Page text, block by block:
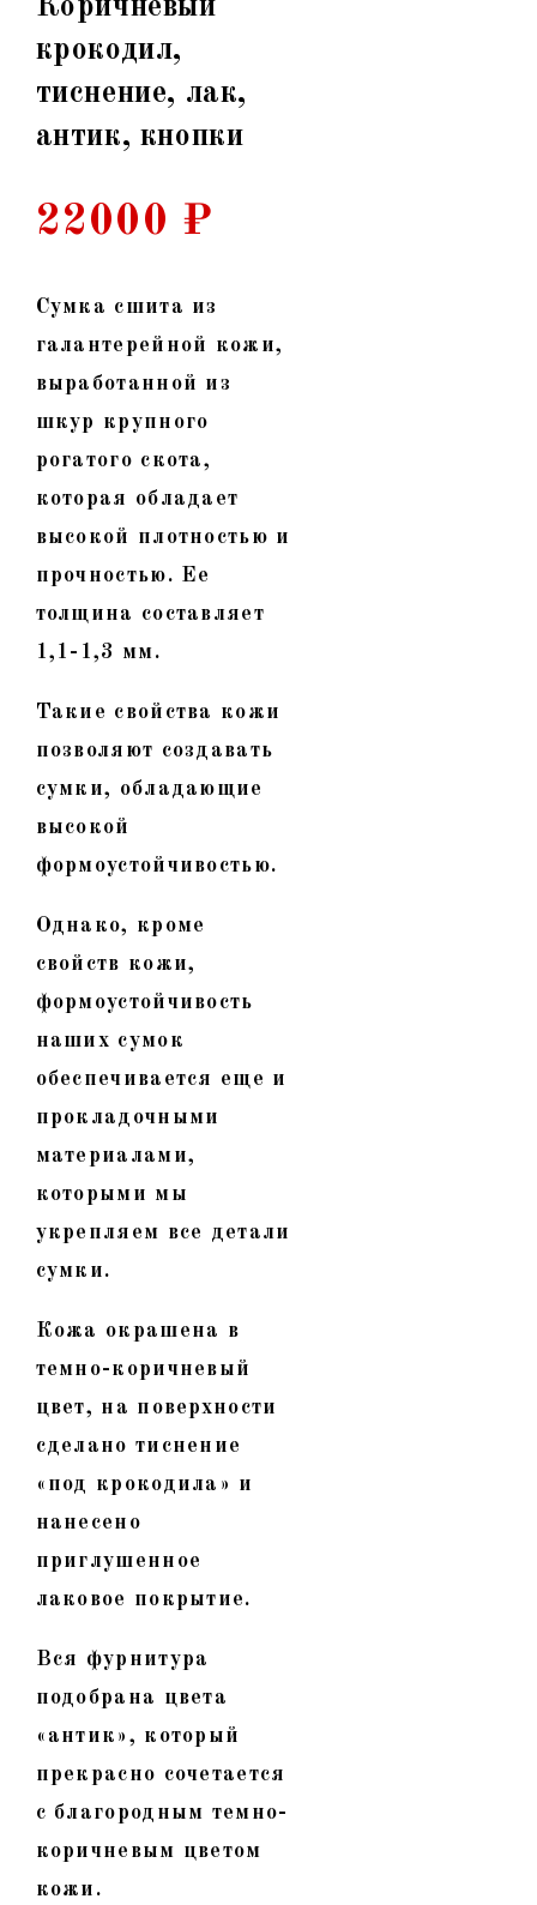
Коричневый
крокодил,
тиснение, лак,
антик, кнопки
22000 ₽
Сумка сшита из
галантерейной кожи,
выработанной из
шкур крупного
рогатого скота,
которая обладает
высокой плотностью и
прочностью. Ее
толщина составляет
1,1-1,3 мм.
Такие свойства кожи
позволяют создавать
сумки, обладающие
высокой
формоустойчивостью.
Однако, кроме
свойств кожи,
формоустойчивость
наших сумок
обеспечивается еще и
прокладочными
материалами,
которыми мы
укрепляем все детали
сумки.
Кожа окрашена в
темно-коричневый
цвет, на поверхности
сделано тиснение
«под крокодила» и
нанесено
приглушенное
лаковое покрытие.
Вся фурнитура
подобрана цвета
«антик», который
прекрасно сочетается
с благородным темно-
коричневым цветом
кожи.